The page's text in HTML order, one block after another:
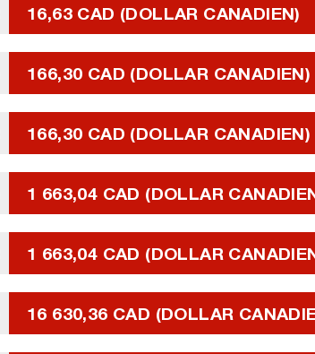
16,63 CAD (DOLLAR CANADIEN)
166,30 CAD (DOLLAR CANADIEN)
166,30 CAD (DOLLAR CANADIEN)
1 663,04 CAD (DOLLAR
1 663,04 CAD (DOLLAR
16 630,36 CAD (DOLLAR